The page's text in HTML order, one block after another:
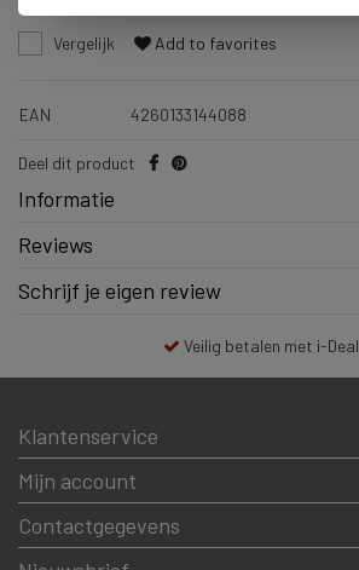
Vergelijk Add to favorites
EAN 4260133144088
Deel dit product
Informatie
Reviews
Schrijf je eigen review
Veilig betalen met i-Deal
Klantenservice
Mijn account
Contactgegevens